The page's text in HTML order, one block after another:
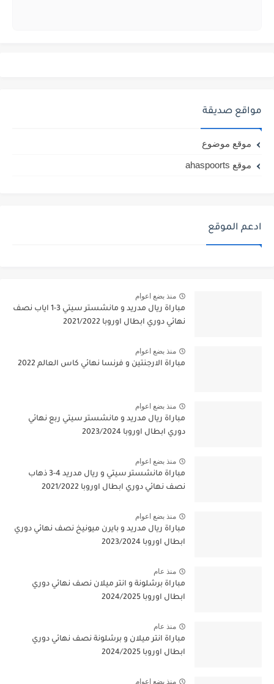
مواقع صديقة
موقع موضوع
موقع ahaspoorts
ادعم الموقع
منذ بضع اعوام
مباراة ريال مدريد و مانشستر سيتي 3-1 اياب نصف
نهائي دوري ابطال اوروبا 2021/2022
منذ بضع اعوام
مباراة الارجنتين و فرنسا نهائي كاس العالم 2022
منذ بضع اعوام
مباراة ريال مدريد و مانشستر سيتي ربع نهائي
دوري ابطال اوروبا 2023/2024
منذ بضع اعوام
مباراة مانشستر سيتي و ريال مدريد 4-3 ذهاب
نصف نهائي دوري ابطال اوروبا 2021/2022
منذ بضع اعوام
مباراة ريال مدريد و بايرن ميونيخ نصف نهائي دوري
ابطال اوروبا 2023/2024
منذ عام
مباراة برشلونة و انتر ميلان نصف نهائي دوري
ابطال اوروبا 2024/2025
منذ عام
مباراة انتر ميلان و برشلونة نصف نهائي دوري
ابطال اوروبا 2024/2025
منذ بضع اعوام